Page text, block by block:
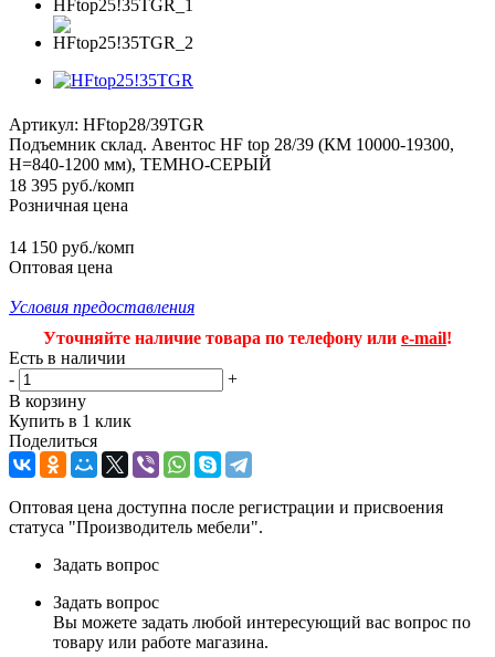
Артикул: HFtop28/39TGR
Подъемник склад. Авентос HF top 28/39 (КМ 10000-19300,
H=840-1200 мм), ТЕМНО-СЕРЫЙ
18 395 руб./комп
Розничная цена
14 150 руб./комп
Оптовая цена
Условия предоставления
Уточняйте наличие товара по телефону или e-mail!
Есть в наличии
-
+
В корзину
Купить в 1 клик
Поделиться
Оптовая цена доступна после регистрации и присвоения
статуса "Производитель мебели".
Задать вопрос
Задать вопрос
Вы можете задать любой интересующий вас вопрос по
товару или работе магазина.